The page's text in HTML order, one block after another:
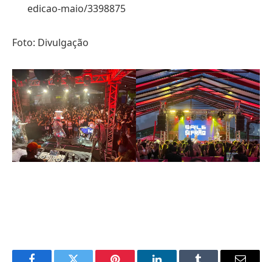
edicao-maio/3398875
Foto: Divulgação